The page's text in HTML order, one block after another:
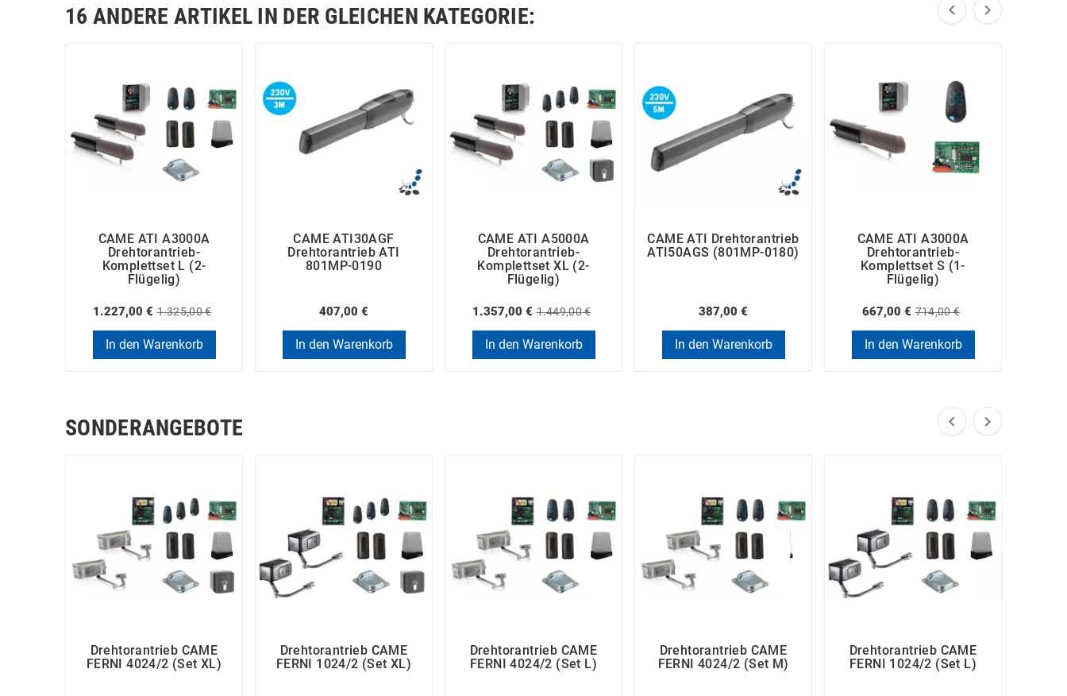
16 ANDERE ARTIKEL IN DER GLEICHEN KATEGORIE:  
CAME ATI A3000A
Drehtorantrieb-
Komplettset L (2-
Flügelig)
1.227,00 € 1.325,00 €
In den Warenkorb
CAME ATI30AGF
Drehtorantrieb ATI
801MP-0190
407,00 €
In den Warenkorb
CAME ATI A5000A
Drehtorantrieb-
Komplettset XL (2-
Flügelig)
1.357,00 € 1.449,00 €
In den Warenkorb
CAME ATI Drehtorantrieb
ATI50AGS (801MP-0180)
387,00 €
In den Warenkorb
CAME ATI A3000A
Drehtorantrieb-
Komplettset S (1-
Flügelig)
667,00 € 714,00 €
In den Warenkorb
SONDERANGEBOTE  
Drehtorantrieb CAME
FERNI 4024/2 (Set XL)
Drehtorantrieb CAME
FERNI 1024/2 (Set XL)
Drehtorantrieb CAME
FERNI 4024/2 (Set L)
Drehtorantrieb CAME
FERNI 4024/2 (Set M)
Drehtorantrieb CAME
FERNI 1024/2 (Set L)